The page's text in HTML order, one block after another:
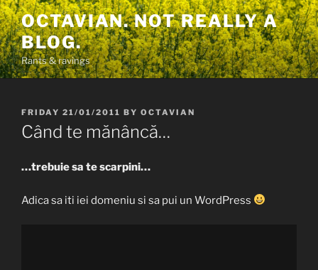
Skip
to
content
OCTAVIAN. NOT REALLY A
BLOG.
Rants & ravings
POSTED
ON
FRIDAY 21/01/2011 BY OCTAVIAN
Când te mănâncă…
…trebuie sa te scarpini…
Adica sa iti iei domeniu si sa pui un WordPress